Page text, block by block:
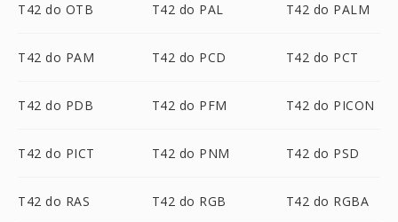
T42 do OTB T42 do PAL T42 do PALM
T42 do PAM T42 do PCD T42 do PCT
T42 do PDB T42 do PFM T42 do PICON
T42 do PICT T42 do PNM T42 do PSD
T42 do RAS T42 do RGB T42 do RGBA